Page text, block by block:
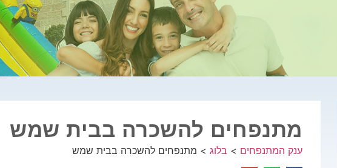
מתנפחים להשכרה בבית שמש
ענק המתנפחים > בלוג > מתנפחים להשכרה בבית שמש